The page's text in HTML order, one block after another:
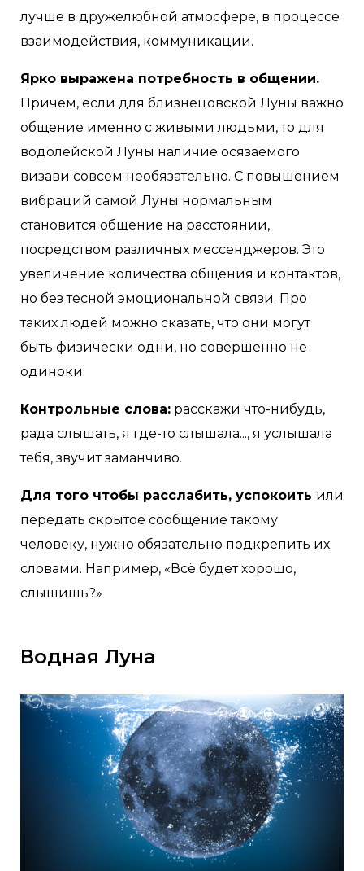
лучше в дружелюбной атмосфере, в процессе
взаимодействия, коммуникации.
Ярко выражена потребность в общении.
Причём, если для близнецовской Луны важно
общение именно с живыми людьми, то для
водолейской Луны наличие осязаемого
визави совсем необязательно. С повышением
вибраций самой Луны нормальным
становится общение на расстоянии,
посредством различных мессенджеров. Это
увеличение количества общения и контактов,
но без тесной эмоциональной связи. Про
таких людей можно сказать, что они могут
быть физически одни, но совершенно не
одиноки.
Контрольные слова: расскажи что-нибудь,
рада слышать, я где-то слышала..., я услышала
тебя, звучит заманчиво.
Для того чтобы расслабить, успокоить или
передать скрытое сообщение такому
человеку, нужно обязательно подкрепить их
словами. Например, «Всё будет хорошо,
слышишь?»
Водная Луна